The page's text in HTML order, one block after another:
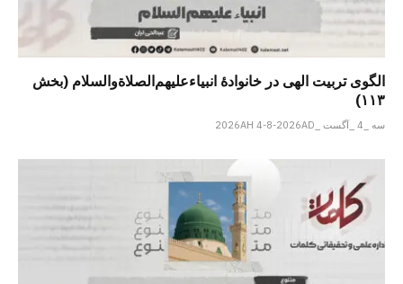
الگوی تربیت الهی در خانوادۀ انبیاءعلیهم‌الصلاةو‌السلام (بخش
۱۱۳)
سه _4 _آگست _2026AH 4-8-2026AD